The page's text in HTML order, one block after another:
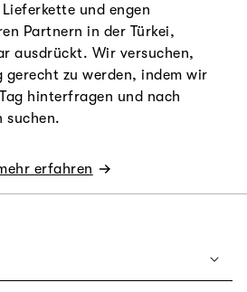
und engen
Partnern in der Türkei,
ausdrückt. Wir versuchen,
gerecht zu werden, indem wir
hinterfragen und nach
suchen.
erfahren